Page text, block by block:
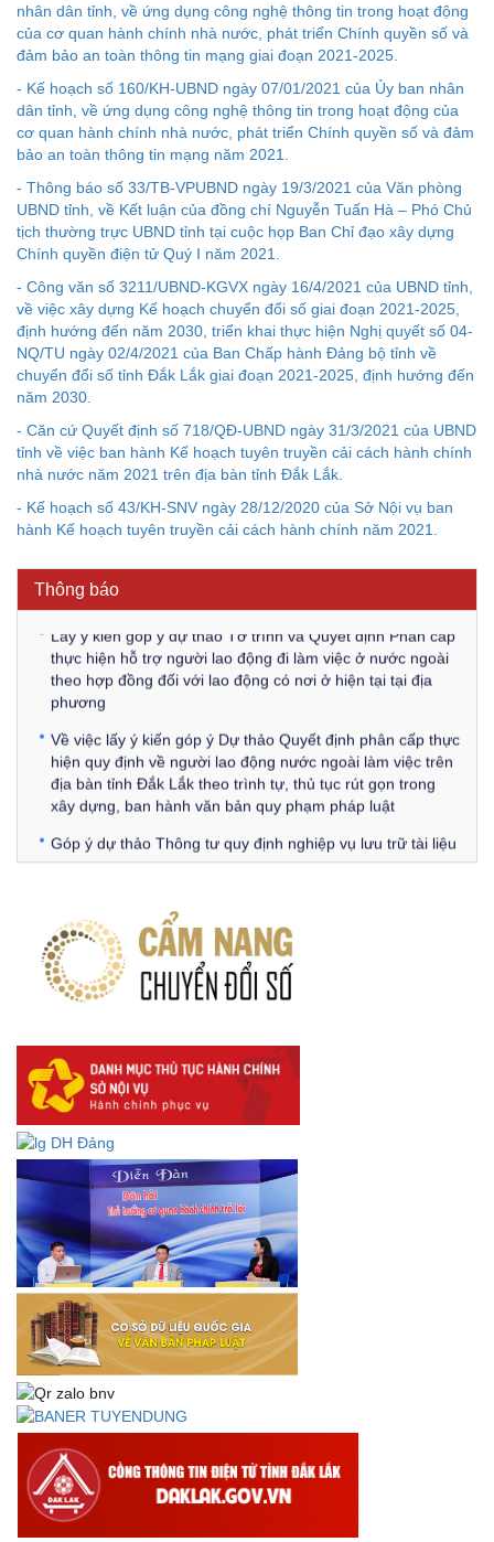
nhân dân tỉnh, về ứng dụng công nghệ thông tin trong hoạt động
của cơ quan hành chính nhà nước, phát triển Chính quyền số và
đảm bảo an toàn thông tin mạng giai đoạn 2021-2025.
- Kế hoạch số 160/KH-UBND ngày 07/01/2021 của Ủy ban nhân
dân tỉnh, về ứng dụng công nghệ thông tin trong hoạt động của
cơ quan hành chính nhà nước, phát triển Chính quyền số và đảm
bảo an toàn thông tin mạng năm 2021.
- Thông báo số 33/TB-VPUBND ngày 19/3/2021 của Văn phòng
UBND tỉnh, về Kết luận của đồng chí Nguyễn Tuấn Hà – Phó Chủ
tịch thường trực UBND tỉnh tại cuộc họp Ban Chỉ đạo xây dựng
Chính quyền điện tử Quý I năm 2021.
- Công văn số 3211/UBND-KGVX ngày 16/4/2021 của UBND tỉnh,
về việc xây dựng Kế hoạch chuyển đổi số giai đoạn 2021-2025,
định hướng đến năm 2030, triển khai thực hiện Nghị quyết số 04-
NQ/TU ngày 02/4/2021 của Ban Chấp hành Đảng bộ tỉnh về
chuyển đổi số tỉnh Đắk Lắk giai đoạn 2021-2025, định hướng đến
năm 2030.
- Căn cứ Quyết định số 718/QĐ-UBND ngày 31/3/2021 của UBND
tỉnh về việc ban hành Kế hoạch tuyên truyền cải cách hành chính
nhà nước năm 2021 trên địa bàn tỉnh Đắk Lắk.
- Kế hoạch số 43/KH-SNV ngày 28/12/2020 của Sở Nội vụ ban
hành Kế hoạch tuyên truyền cải cách hành chính năm 2021.
Thông báo
Kế hoạch Kiểm tra, sát hạch để tiếp nhận vào làm công
chức tỉnh Đắk Lắk năm 2026
Thông báo Về việc triệu tập thí sinh tham gia thi tuyển
công chức để xử lý, khắc phục theo Kết luận số 232-
KL/TW ngày 08/01/2026 của Ban Bí thư
Thông báo Về việc đăng tải các văn bản ôn tập kỳ tuyển
KL/TW ngày 08/01/2026 của Ban Bí thư
công chức để xử lý, khắc phục theo Kết luận số 232-
KL/TW ngày 08/01/2026 của Ban Bí thư
Lấy ý kiến góp ý dự thảo Tờ trình và Quyết định Phân cấp
thực hiện hỗ trợ người lao động đi làm việc ở nước ngoài
theo hợp đồng đối với lao động có nơi ở hiện tại tại địa
phương
Về việc lấy ý kiến góp ý Dự thảo Quyết định phân cấp thực
hiện quy định về người lao động nước ngoài làm việc trên
địa bàn tỉnh Đắk Lắk theo trình tự, thủ tục rút gọn trong
xây dựng, ban hành văn bản quy phạm pháp luật
Góp ý dự thảo Thông tư quy định nghiệp vụ lưu trữ tài liệu
lưu trữ số:
Lấy ý kiến dự thảo Quyết định quy phạm pháp luật quy
định về thành lập, tổ chức và hoạt động của tổ chức phối
hợp liên ngành
NQ/TW
Thư chúc mừng của Bộ trưởng Bộ Nội vụ nhân dịp kỷ
niệm 78 năm Ngày thành lập Bộ Nội vụ, Ngày truyền
thống ngành Tổ chức nhà nước (28/8/1945-28/8/2023)
Thông báo về việc đăng tải Bộ câu hỏi và gợi ý trả lời Hội
thi dân vận khéo năm 2023